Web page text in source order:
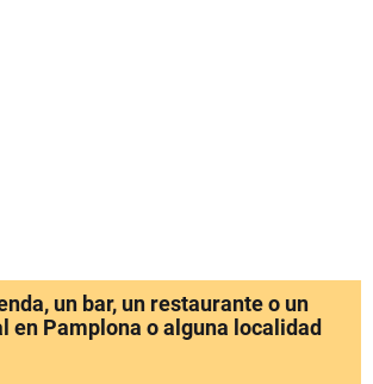
un bar, un restaurante o un
en Pamplona o alguna localidad